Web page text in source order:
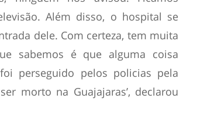
Além disso, o hospital se
dele. Com certeza, tem muita
sabemos é que alguma coisa
perseguido pelos policias pela
morto na Guajajaras’, declarou